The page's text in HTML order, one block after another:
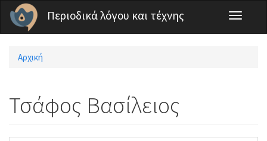
Παράκαμψη προς το κυρίως περιεχόμενο
Περιοδικά λόγου και τέχνης
Toggle
Είστε εδώ
Αρχική
Τσάφος Βασίλειος